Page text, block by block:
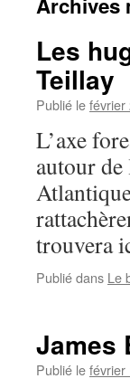
Les
Teillay
Publié lefévrier
L’axe
autour
trouvera
Publié dans Le
James
Publié lefévrier